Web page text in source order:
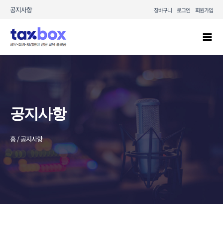
콘텐츠로
공지사항 장바구니 로그인 회원가입
공지사항
홈 / 공지사항